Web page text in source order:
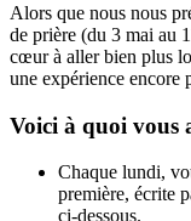
Alors que nous nous
de prière (du 3 mai au
cœur à aller bien plus
une expérience encore
Voici à quoi vous
Chaque lundi,
première, écrite
ci-dessous.